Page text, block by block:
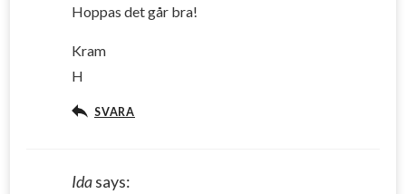
Hoppas det går bra!
Kram
H
SVARA
Idasays: